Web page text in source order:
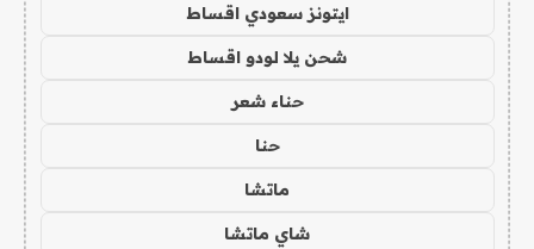
ايتونز سعودي اقساط
شحن يلا لودو اقساط
حناء شعر
حنا
ماتشا
شاي ماتشا